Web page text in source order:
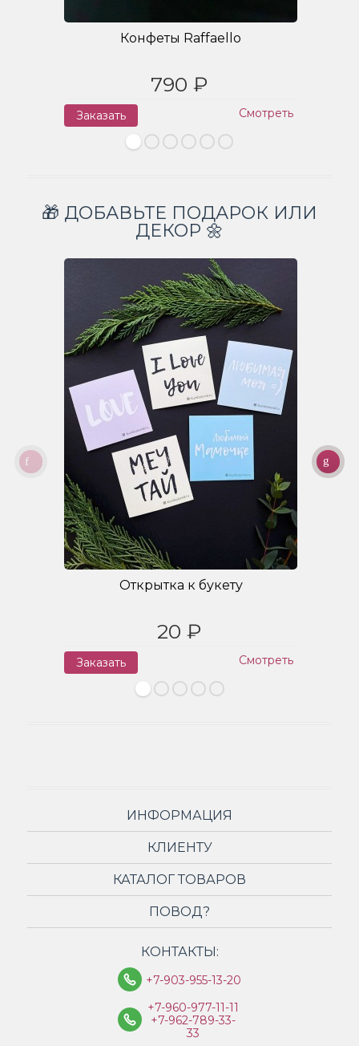
Конфеты Raffaello
790 ₽
Заказать Смотреть
🎁 ДОБАВЬТЕ ПОДАРОК ИЛИ
ДЕКОР 🌼
Открытка к букету
20 ₽
Заказать Смотреть
ИНФОРМАЦИЯ
КЛИЕНТУ
КАТАЛОГ ТОВАРОВ
ПОВОД?
КОНТАКТЫ:
+7-903-955-13-20
+7-960-977-11-11
+7-962-789-33-
33